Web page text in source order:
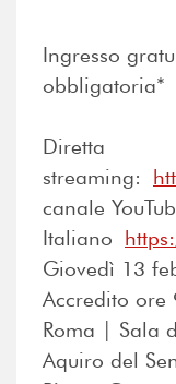
Ingresso
obbligatoria*
Diretta
streaming:
canale
Italiano
Giovedì 13
Accredito ore
Roma | Sala
Aquiro del